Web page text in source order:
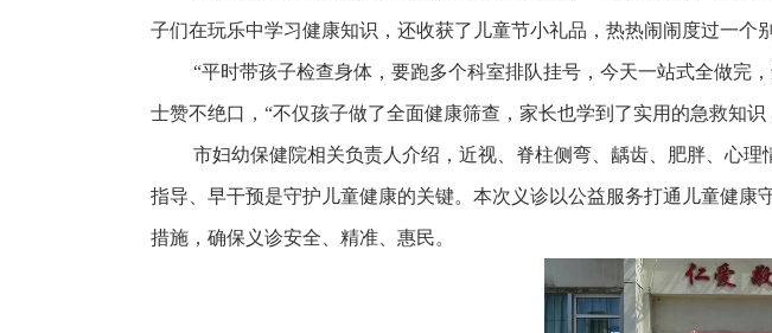
子们在玩乐中学习健康知识，还收获了儿童节小礼品，热热闹闹度过一个
“平时带孩子检查身体，要跑多个科室排队挂号，今天一站式全做完，
士赞不绝口，“不仅孩子做了全面健康筛查，家长也学到了实用的急救知
市妇幼保健院相关负责人介绍，近视、脊柱侧弯、龋齿、肥胖、心理
指导、早干预是守护儿童健康的关键。本次义诊以公益服务打通儿童健
措施，确保义诊安全、精准、惠民。